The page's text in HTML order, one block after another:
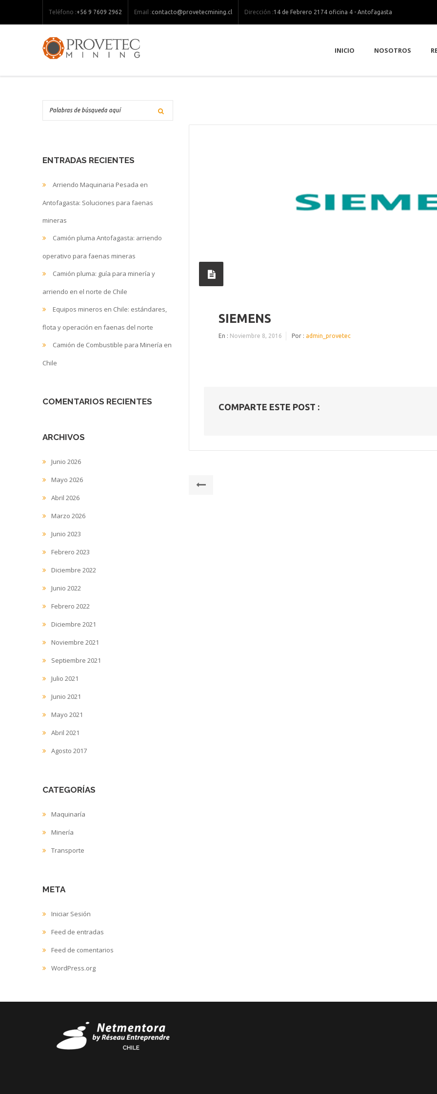
Teléfono :+56 9 7609 2962 Email :contacto@provetecmining.cl Dirección :14 de Febrero 2174 oficina 4 - Antofagasta
INICIO NOSOTROS
ENTRADAS RECIENTES
Arriendo Maquinaria Pesada en
Antofagasta: Soluciones para faenas
mineras
Camión pluma Antofagasta: arriendo
operativo para faenas mineras
Camión pluma: guía para minería y
arriendo en el norte de Chile
Equipos mineros en Chile: estándares,
flota y operación en faenas del norte
Camión de Combustible para Minería en
Chile
COMENTARIOS RECIENTES
ARCHIVOS
Junio 2026
Mayo 2026
Abril 2026
Marzo 2026
Junio 2023
Febrero 2023
Diciembre 2022
Junio 2022
Febrero 2022
Diciembre 2021
Noviembre 2021
Septiembre 2021
Julio 2021
Junio 2021
Mayo 2021
Abril 2021
Agosto 2017
CATEGORÍAS
Maquinaría
Minería
Transporte
META
Iniciar Sesión
Feed de entradas
Feed de comentarios
WordPress.org
SIEMENS
En : Noviembre 8, 2016 Por : admin_provetec
COMPARTE ESTE POST :
Navegación
Post